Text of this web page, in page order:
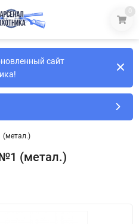
0
сайт
(метал.)
№1 (метал.)